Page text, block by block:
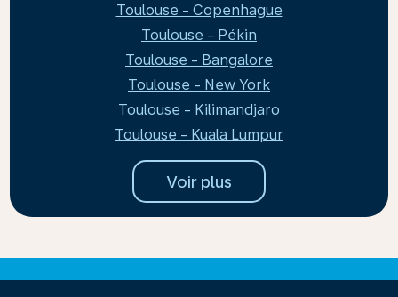
Toulouse - Copenhague
Toulouse - Pékin
Toulouse - Bangalore
Toulouse - New York
Toulouse - Kilimandjaro
Toulouse - Kuala Lumpur
Voir plus